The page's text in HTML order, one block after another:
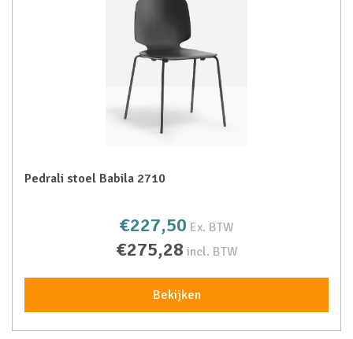
Pedrali stoel Babila 2710
€227,50 Ex. BTW
€275,28 incl. BTW
Bekijken